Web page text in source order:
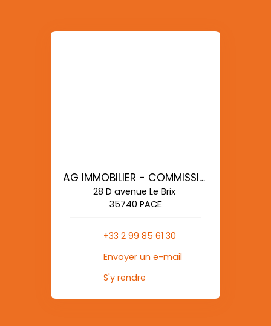
AG IMMOBILIER - COMMISSIONS REDUITES
28 D avenue Le Brix
35740 PACE
+33 2 99 85 61 30
Envoyer un e-mail
S'y rendre